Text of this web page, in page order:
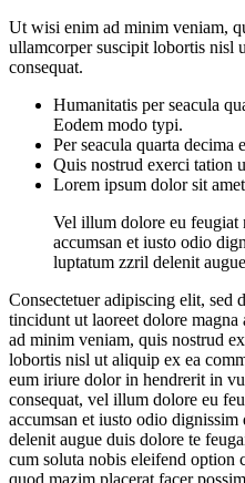
Ut wisi enim ad minim veniam,
ullamcorper suscipit lobortis nisl
consequat.
Humanitatis per seacula
Eodem modo typi.
Per seacula quarta decima
Quis nostrud exerci tation
Lorem ipsum dolor sit
Vel illum dolore eu feugiat
accumsan et iusto odio
luptatum zzril delenit
Consectetuer adipiscing elit, sed
tincidunt ut laoreet dolore
ad minim veniam, quis nostrud
lobortis nisl ut aliquip ex ea
eum iriure dolor in hendrerit in
consequat, vel illum dolore eu
accumsan et iusto odio
delenit augue duis dolore te
cum soluta nobis eleifend
quod mazim placerat facer